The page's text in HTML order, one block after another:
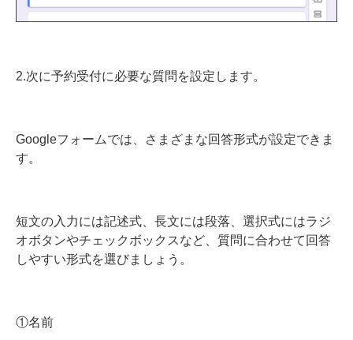
2.次に予約受付に必要な質問を設定します。
Googleフォームでは、さまざまな回答形式が設定できま
す。
短文の入力には記述式 、長文には段落、選択式にはラジ
オボタンやチェックボックスなど、質問に合わせて回答
しやすい形式を選びましょう。
①名前